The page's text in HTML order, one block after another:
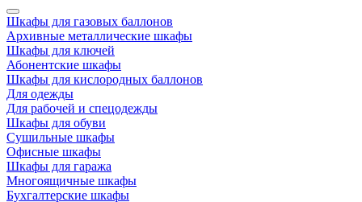
Шкафы для газовых баллонов
Архивные металлические шкафы
Шкафы для ключей
Абонентские шкафы
Шкафы для кислородных баллонов
Для одежды
Для рабочей и спецодежды
Шкафы для обуви
Сушильные шкафы
Офисные шкафы
Шкафы для гаража
Многоящичные шкафы
Бухгалтерские шкафы